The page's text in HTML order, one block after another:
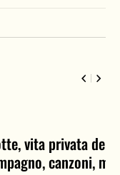
dell’ex
canzoni, malattia